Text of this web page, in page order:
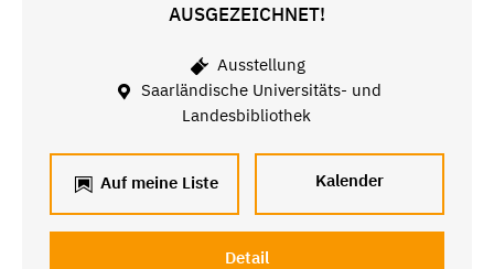
AUSGEZEICHNET!
Ausstellung
Saarländische Universitäts- und
Landesbibliothek
Auf meine Liste Kalender
Detail